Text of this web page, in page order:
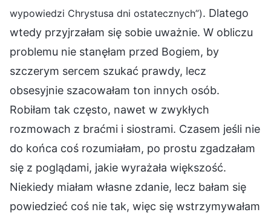
wypowiedzi Chrystusa dni ostatecznych”). Dlatego
wtedy przyjrzałam się sobie uważnie. W obliczu
problemu nie stanęłam przed Bogiem, by
szczerym sercem szukać prawdy, lecz
obsesyjnie szacowałam ton innych osób.
Robiłam tak często, nawet w zwykłych
rozmowach z braćmi i siostrami. Czasem jeśli nie
do końca coś rozumiałam, po prostu zgadzałam
się z poglądami, jakie wyrażała większość.
Niekiedy miałam własne zdanie, lecz bałam się
powiedzieć coś nie tak, więc się wstrzymywałam